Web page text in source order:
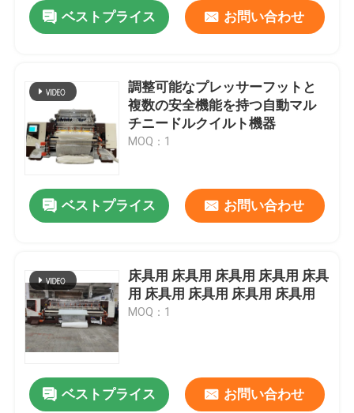
ベストプライス お問い合わせ
調整可能なプレッサーフットと
複数の安全機能を持つ自動マル
チニードルクイルト機器
MOQ：1
ベストプライス お問い合わせ
床具用 床具用 床具用 床具用 床具
用 床具用 床具用 床具用 床具用
MOQ：1
ベストプライス お問い合わせ